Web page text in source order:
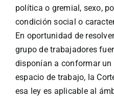
política o gremial, sexo,
condición social o
En oportunidad de
grupo de trabajadores
disponían a conformar
espacio de trabajo, la
esa ley es aplicable al